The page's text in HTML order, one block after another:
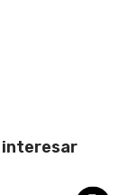
interesar